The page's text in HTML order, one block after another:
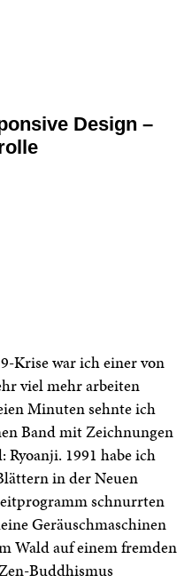
Design –
Krise war ich einer von
viel mehr arbeiten
Minuten sehnte ich
Band mit Zeichnungen
Ryoanji. 1991 habe ich
in der Neuen
schnurrten
Geräuschmaschinen
Wald auf einem fremden
Buddhismus